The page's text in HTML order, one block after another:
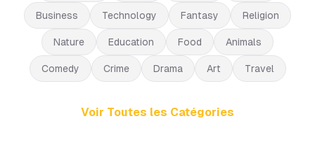
Business Technology Fantasy Religion
Nature Education Food Animals
Comedy Crime Drama Art Travel
Voir Toutes les Catégories